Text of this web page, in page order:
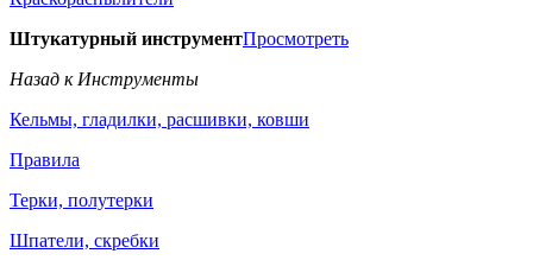
Штукатурный инструментПросмотреть
Назад к Инструменты
Кельмы, гладилки, расшивки, ковши
Правила
Терки, полутерки
Шпатели, скребки